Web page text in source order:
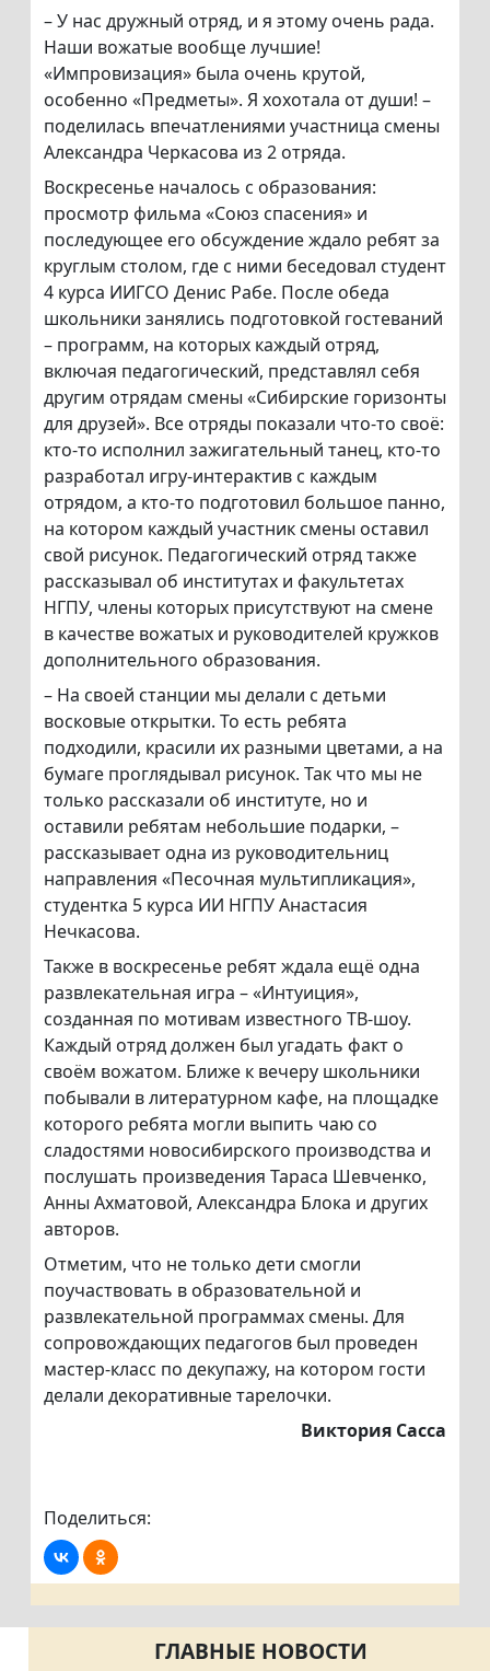
– У нас дружный отряд, и я этому очень рада.
Наши вожатые вообще лучшие!
«Импровизация» была очень крутой,
особенно «Предметы». Я хохотала от души! –
поделилась впечатлениями участница смены
Александра Черкасова из 2 отряда.
Воскресенье началось с образования:
просмотр фильма «Союз спасения» и
последующее его обсуждение ждало ребят за
круглым столом, где с ними беседовал студент
4 курса ИИГСО Денис Рабе. После обеда
школьники занялись подготовкой гостеваний
– программ, на которых каждый отряд,
включая педагогический, представлял себя
другим отрядам смены «Сибирские горизонты
для друзей». Все отряды показали что-то своё:
кто-то исполнил зажигательный танец, кто-то
разработал игру-интерактив с каждым
отрядом, а кто-то подготовил большое панно,
на котором каждый участник смены оставил
свой рисунок. Педагогический отряд также
рассказывал об институтах и факультетах
НГПУ, члены которых присутствуют на смене
в качестве вожатых и руководителей кружков
дополнительного образования.
– На своей станции мы делали с детьми
восковые открытки. То есть ребята
подходили, красили их разными цветами, а на
бумаге проглядывал рисунок. Так что мы не
только рассказали об институте, но и
оставили ребятам небольшие подарки, –
рассказывает одна из руководительниц
направления «Песочная мультипликация»,
студентка 5 курса ИИ НГПУ Анастасия
Нечкасова.
Также в воскресенье ребят ждала ещё одна
развлекательная игра – «Интуиция»,
созданная по мотивам известного ТВ-шоу.
Каждый отряд должен был угадать факт о
своём вожатом. Ближе к вечеру школьники
побывали в литературном кафе, на площадке
которого ребята могли выпить чаю со
сладостями новосибирского производства и
послушать произведения Тараса Шевченко,
Анны Ахматовой, Александра Блока и других
авторов.
Отметим, что не только дети смогли
поучаствовать в образовательной и
развлекательной программах смены. Для
сопровождающих педагогов был проведен
мастер-класс по декупажу, на котором гости
делали декоративные тарелочки.
Виктория Сасса
Поделиться:
ГЛАВНЫЕ НОВОСТИ